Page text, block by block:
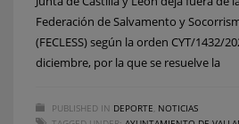
Federación de Salvamento y
(FECLESS) según la orden CYT/1432/
diciembre, por la que se resuelve la
PUBLISHED IN DEPORTE NOTICIAS